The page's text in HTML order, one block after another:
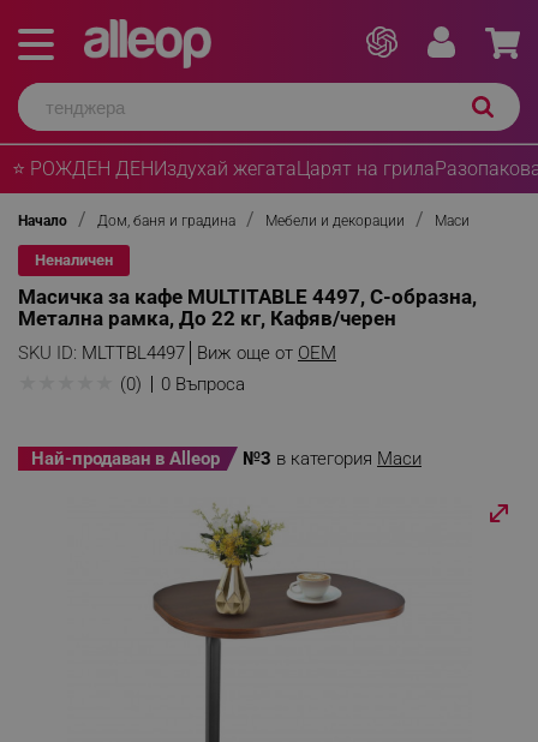
⭐ РОЖДЕН ДЕНИздухай жегатаЦарят на грила
Начало Дом, баня и градина Мебели и декорации Маси
Неналичен
Масичка за кафе MULTITABLE 4497, С-образна,
Метална рамка, До 22 кг, Кафяв/черен
SKU ID: MLTTBL4497 Виж още от OEM
(0) 0 Въпроса
Най-продаван в Alleop №3 в категория Маси